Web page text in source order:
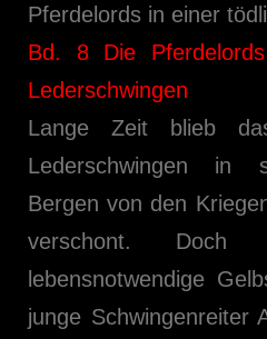
Pferdelords in einer
Bd. 8 Die
Lederschwingen
Lange Zeit blieb
Lederschwingen in
Bergen von den
verschont.
lebensnotwendige
junge Schwingenreiter